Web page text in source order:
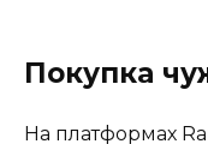
Покупка
На платформах